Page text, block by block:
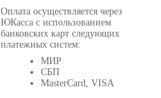
Оплата осуществляется через
ЮКасса с использованием
банковских карт следующих
платежных систем:
МИР
СБП
MasterCard, VISA